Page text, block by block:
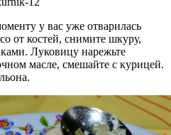
у вас уже отварилась
от костей, снимите шкуру,
Луковицу нарежьте
масле, смешайте с курицей.